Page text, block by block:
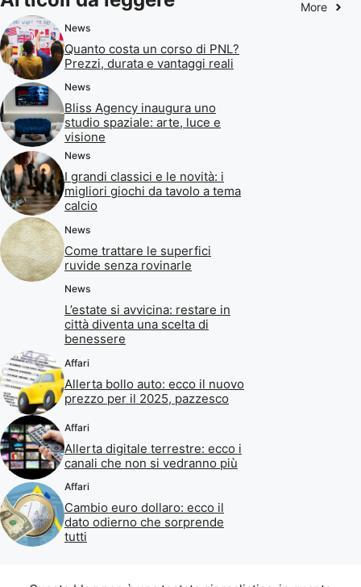
More
News
Quanto costa un corso di PNL?
Prezzi, durata e vantaggi reali
News
Bliss Agency inaugura uno
studio spaziale: arte, luce e
visione
News
I grandi classici e le novità: i
migliori giochi da tavolo a tema
calcio
News
Come trattare le superfici
ruvide senza rovinarle
News
L’estate si avvicina: restare in
città diventa una scelta di
benessere
Affari
Allerta bollo auto: ecco il nuovo
prezzo per il 2025, pazzesco
Affari
Allerta digitale terrestre: ecco i
canali che non si vedranno più
Affari
Cambio euro dollaro: ecco il
dato odierno che sorprende
tutti